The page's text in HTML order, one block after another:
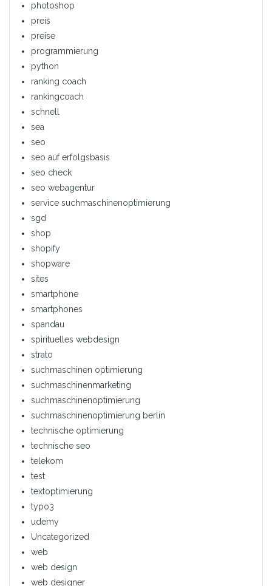
photoshop
preis
preise
programmierung
python
ranking coach
rankingcoach
schnell
sea
seo
seo auf erfolgsbasis
seo check
seo webagentur
service suchmaschinenoptimierung
sgd
shop
shopify
shopware
sites
smartphone
smartphones
spandau
spirituelles webdesign
strato
suchmaschinen optimierung
suchmaschinenmarketing
suchmaschinenoptimierung
suchmaschinenoptimierung berlin
technische optimierung
technische seo
telekom
test
textoptimierung
typo3
udemy
Uncategorized
web
web design
web designer